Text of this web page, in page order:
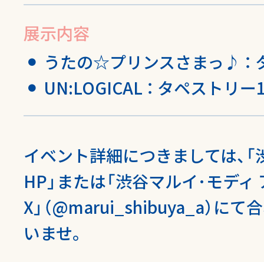
展示内容
うたの☆プリンスさまっ♪ ：
UN:LOGICAL ： タペストリ
イベント詳細につきましては、
HP」または「渋谷マルイ･モデ
X」（@marui_shibuya_a）にて
いませ。